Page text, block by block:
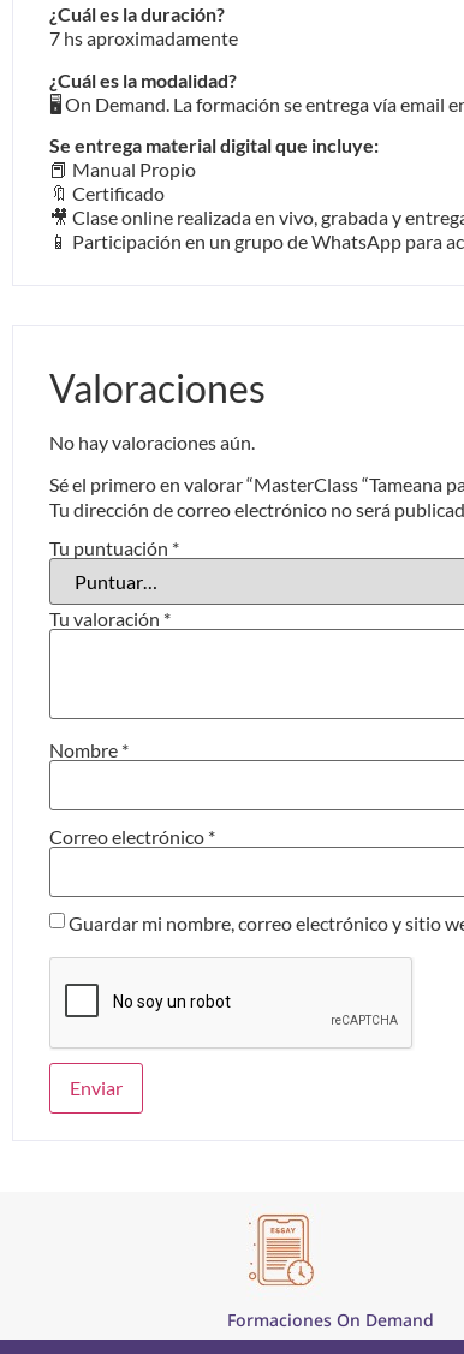
¿Cuál es la duración?
7 hs aproximadamente
¿Cuál es la modalidad?
🖥️ On Demand. La formación se entrega vía email
Se entrega material digital que incluye: ⁣⁣⁣
📕 Manual⁣ Propio
🔖 Certificado⁣⁣⁣
🎥 Clase online realizada en vivo, grabada y
📱 Participación en un grupo de WhatsApp para
Valoraciones
No hay valoraciones aún.
Sé el primero en valorar “MasterClass “Tameana
Tu dirección de correo electrónico no será
Tu puntuación *
Tu valoración *
Nombre *
Correo electrónico *
Guardar mi nombre, correo electrónico y sitio
Formaciones On Demand